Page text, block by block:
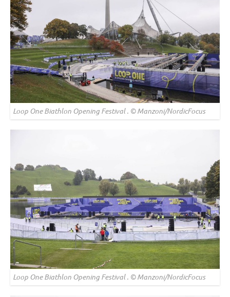
Loop One Biathlon Opening Festival . © Manzoni/NordicFocus
Loop One Biathlon Opening Festival . © Manzoni/NordicFocus